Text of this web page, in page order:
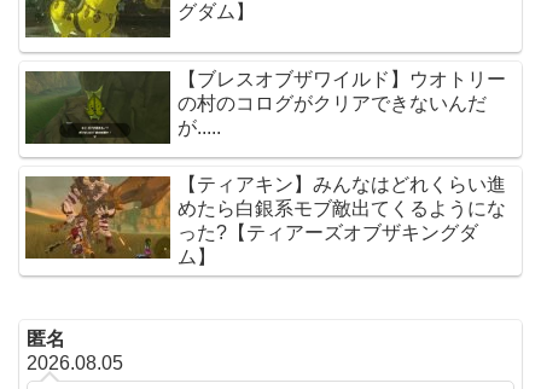
グダム】
【ブレスオブザワイルド】ウオトリー
の村のコログがクリアできないんだ
が.....
【ティアキン】みんなはどれくらい進
めたら白銀系モブ敵出てくるようにな
った?【ティアーズオブザキングダ
ム】
匿名
2026.08.05